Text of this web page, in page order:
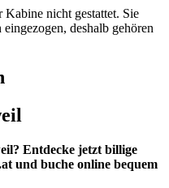
Kabine nicht gestattet. Sie
deshalb gehören
Entdecke jetzt billige
und buche online bequem